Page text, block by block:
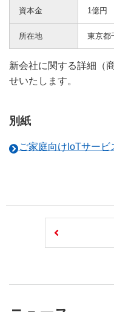
資本金 1億円
所在地 東京都
新会社に関する詳細（
せいたします。
別紙
ご家庭向けIoTサー